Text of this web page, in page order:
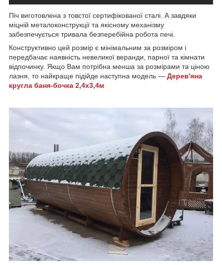
Піч виготовлена з товстої сертифікованої сталі. А завдяки
міцній металоконструкції та якісному механізму
забезпечується тривала безперебійна робота печі.
Конструктивно цей розмір є мінімальним за розміром і
передбачає наявність невеликої веранди, парної та кімнати
відпочинку. Якщо Вам потрібна менша за розмірами та ціною
лазня, то найкраще підійде наступна модель — Дерев'яна
кругла баня-бочка 2,4х3,4м